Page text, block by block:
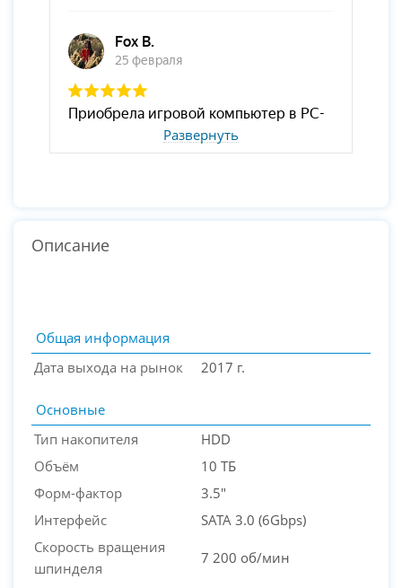
Развернуть
Описание
Общая информация
Дата выхода на рынок
2017 г.
Основные
Тип накопителя
HDD
Объём
10 ТБ
Форм-фактор
3.5"
Интерфейс
SATA 3.0 (6Gbps)
Скорость вращения
шпинделя
7 200 об/мин